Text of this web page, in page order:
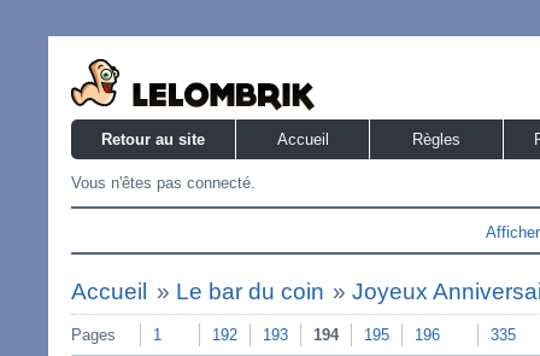
Retour au site Accueil Règles
Vous n'êtes pas connecté.
Accueil » Le bar du coin »Joyeux
Pages 1 192 193 194 195 196 335